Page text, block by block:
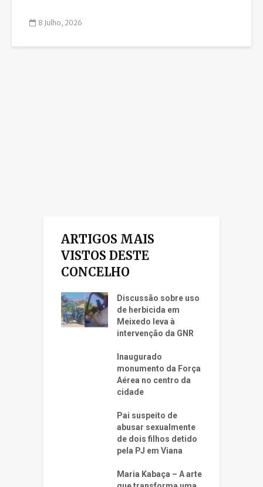
8 Julho, 2026
ARTIGOS MAIS
VISTOS DESTE
CONCELHO
Discussão sobre uso
de herbicida em
Meixedo leva à
intervenção da GNR
Inaugurado
monumento da Força
Aérea no centro da
cidade
Pai suspeito de
abusar sexualmente
de dois filhos detido
pela PJ em Viana
Maria Kabaça – A arte